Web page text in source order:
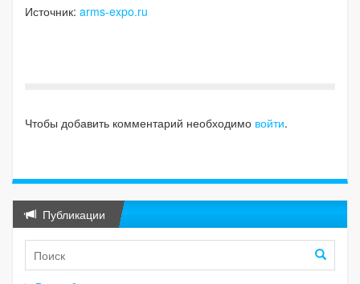
Источник: arms-expo.ru
Чтобы добавить комментарий необходимо войти.
Публикации